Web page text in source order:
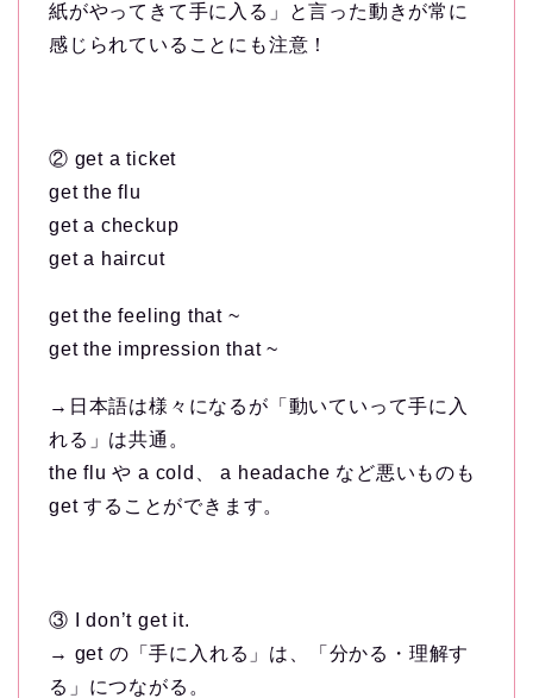
紙がやってきて手に入る」と言った動きが常に
感じられていることにも注意！
② get a ticket
get the flu
get a checkup
get a haircut
get the feeling that ~
get the impression that ~
→日本語は様々になるが「動いていって手に入
れる」は共通。
the flu や a cold、 a headache など悪いものも
get することができます。
③ I don’t get it.
→ get の「手に入れる」は、「分かる・理解す
る」につながる。